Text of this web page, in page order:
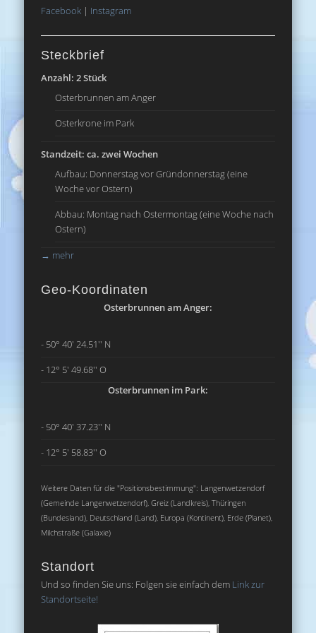
Facebook | Instagram
Steckbrief
Anzahl: 2 Stück
Osterbrunnen am Anger
Osterkrone im Park
Standzeit: ca. zwei Wochen
Aufbau: Donnerstag vor Gründonnerstag (eine
Woche vor Ostern)
Abbau: Montag nach Ostermontag (eine Woche nach
Ostern)
→ mehr
Geo-Koordinaten
Osterbrunnen am Anger:
- 50° 40' 24.51'' N
- 12° 5' 49.68'' O
Osterbrunnen im Park:
- 50° 40' 37.23'' N
- 12° 5' 58.83'' O
Weitere Daten für die "Positionsbestimmung": Langenwetzendorf
(Gemeinde Langenwetzendorf), Greiz (Landkreis), Thüringen
(Bundesland), Deutschland (Land), Europa (Kontinent), Erde (Planet),
Milchstraße (Galaxie)
Standort
Und so finden Sie uns: Folgen sie einfach dem Link zur
Standortseite!